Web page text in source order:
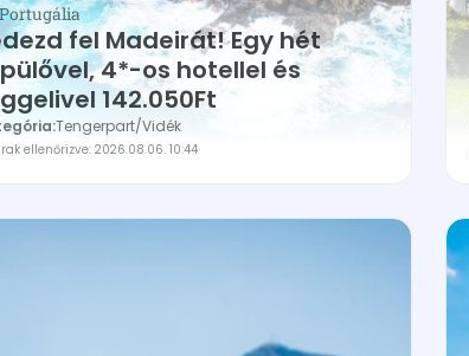
Portugália
fel Madeirát! Egy hét
4*-os hotellel és
142.050Ft
Tengerpart/Vidék
ellenőrizve: 2026.08.06. 10:44